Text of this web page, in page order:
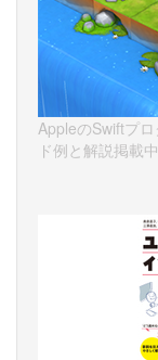
AppleのSwiftプ
ド例と解説掲載